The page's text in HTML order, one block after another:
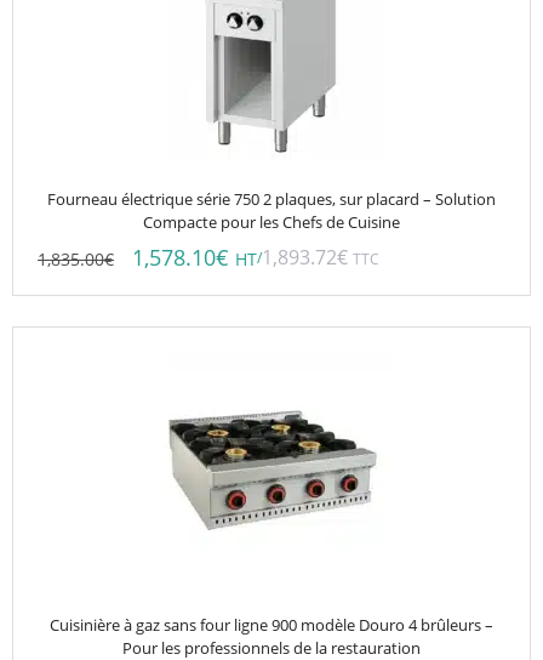
Fourneau électrique série 750 2 plaques, sur placard – Solution
Compacte pour les Chefs de Cuisine
1,835.00€ 1,578.10€ HT/1,893.72€ TTC
Cuisinière à gaz sans four ligne 900 modèle Douro 4 brûleurs –
Pour les professionnels de la restauration
choisies